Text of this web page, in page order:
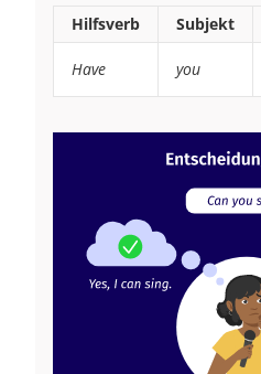
Hilfsverb Subjekt
Have you